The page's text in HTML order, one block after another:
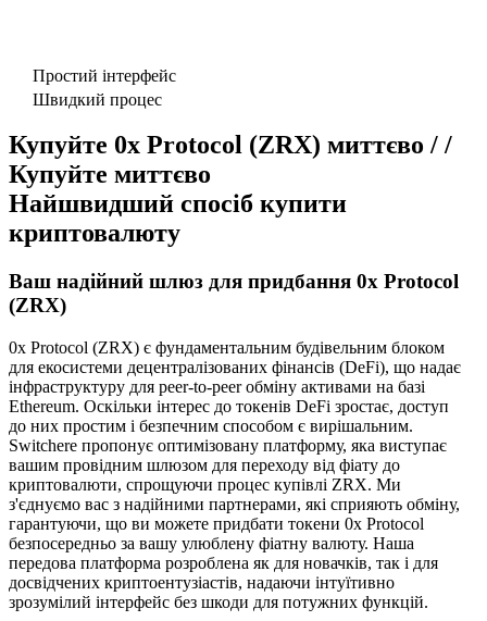
Простий інтерфейс
Швидкий процес
Купуйте 0x Protocol (ZRX) миттєво / /
Купуйте миттєво
Найшвидший спосіб купити
криптовалюту
Ваш надійний шлюз для придбання 0x Protocol
(ZRX)
0x Protocol (ZRX) є фундаментальним будівельним блоком
для екосистеми децентралізованих фінансів (DeFi), що надає
інфраструктуру для peer-to-peer обміну активами на базі
Ethereum. Оскільки інтерес до токенів DeFi зростає, доступ
до них простим і безпечним способом є вирішальним.
Switchere пропонує оптимізовану платформу, яка виступає
вашим провідним шлюзом для переходу від фіату до
криптовалюти, спрощуючи процес купівлі ZRX. Ми
з'єднуємо вас з надійними партнерами, які сприяють обміну,
гарантуючи, що ви можете придбати токени 0x Protocol
безпосередньо за вашу улюблену фіатну валюту. Наша
передова платформа розроблена як для новачків, так і для
досвідчених криптоентузіастів, надаючи інтуїтивно
зрозумілий інтерфейс без шкоди для потужних функцій.